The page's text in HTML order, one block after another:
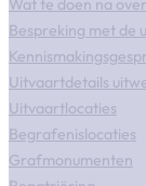
Wat te doen na
Bespreking met de
Uitvaartdetails
Uitvaartlocaties
Begrafenislocaties
Grafmonumenten